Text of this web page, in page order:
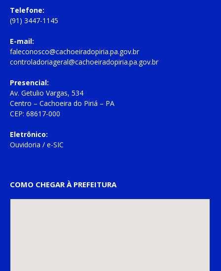
Telefone:
(91) 3447-1145
E-mail:
faleconosco@cachoeiradopiria.pa.gov.br
controladoriageral@cachoeiradopiria.pa.gov.br
Presencial:
Av. Getulio Vargas, 534
Centro – Cachoeira do Piriá – PA
CEP: 68617-000
Eletrônico:
Ouvidoria / e-SIC
COMO CHEGAR À PREFEITURA